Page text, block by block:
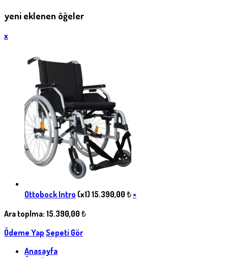
yeni eklenen öğeler
x
Ottobock Intro (x1) 15.390,00 ₺ ×
Ara toplma: 15.390,00 ₺
Ödeme Yap Sepeti Gör
Anasayfa